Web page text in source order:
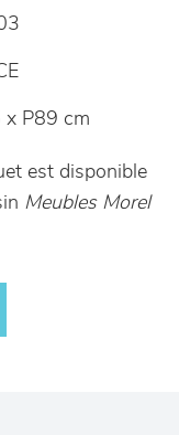
P89 cm
est disponible
Meubles Morel